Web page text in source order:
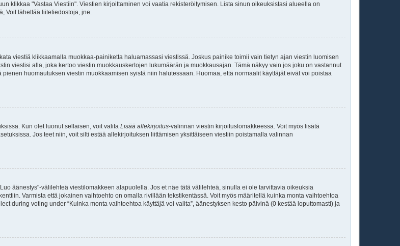
klikkaa "Vastaa Viestiin". Viestien kirjoittaminen voi vaatia rekisteröitymisen. Lista sinun oikeuksistasi alueella on
Voit lähettää liitetiedostoja, jne.
viestiä klikkaamalla muokkaa-painiketta haluamassasi viestissä. Joskus painike toimii vain tietyn ajan viestin luomisen
viestisi alla, joka kertoo viestin muokkauskertojen lukumäärän ja muokkausajan. Tämä näkyy vain jos joku on vastannut
huomautuksen viestin muokkaamisen syistä niin halutessaan. Huomaa, että normaalit käyttäjät eivät voi poistaa
Kun olet luonut sellaisen, voit valita Lisää allekirjoitus-valinnan viestin kirjoituslomakkeessa. Voit myös lisätä
Jos teet niin, voit silti estää allekirjoituksen liittämisen yksittäiseen viestiin poistamalla valinnan
äänestys"-välilehteä viestilomakkeen alapuolella. Jos et näe tätä välilehteä, sinulla ei ole tarvittavia oikeuksia
Varmista että jokainen vaihtoehto on omalla rivillään tekstikentässä. Voit myös määritellä kuinka monta vaihtoehtoa
during voting under “Kuinka monta vaihtoehtoa käyttäjä voi valita”, äänestyksen kesto päivinä (0 kestää loputtomasti) ja